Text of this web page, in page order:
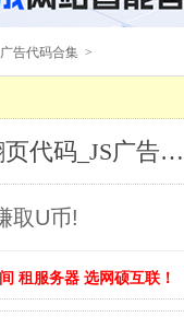
广告代码合集 >
24款超实用的web 2.0风格翻页代码_JS广告代码合集
取U币!
租服务器 选网硕互联！